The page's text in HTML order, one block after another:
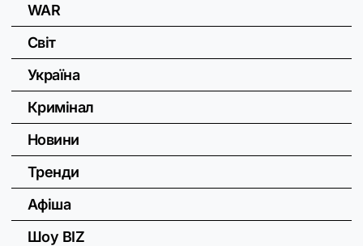
WAR
Світ
Україна
Кримінал
Новини
Тренди
Афіша
Шоу BIZ